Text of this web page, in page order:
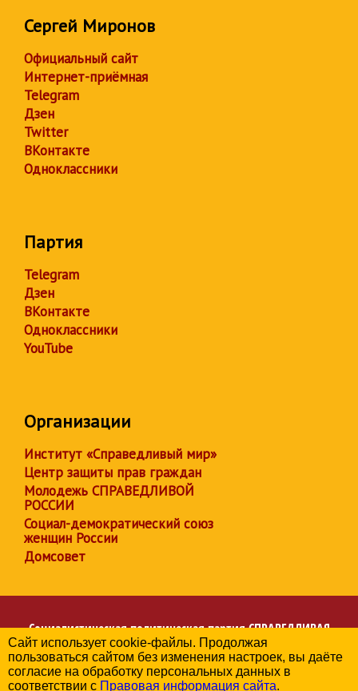
Сергей Миронов
Официальный сайт
Интернет-приёмная
Telegram
Дзен
Twitter
ВКонтакте
Одноклассники
Партия
Telegram
Дзен
ВКонтакте
Одноклассники
YouTube
Организации
Институт «Справедливый мир»
Центр защиты прав граждан
Молодежь СПРАВЕДЛИВОЙ
РОССИИ
Социал-демократический союз
женщин России
Домсовет
Социалистическая политическая партияСПРАВЕДЛИВАЯ
РОССИЯ
Региональное отделение партии в Чувашской Республике
© 2006-2026
Сайт использует cookie-файлы. Продолжая
пользоваться сайтом без изменения настроек, вы даёте
согласие на обработку персональных данных в
соответствии с Правовая информация сайта.